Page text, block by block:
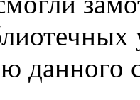
данного